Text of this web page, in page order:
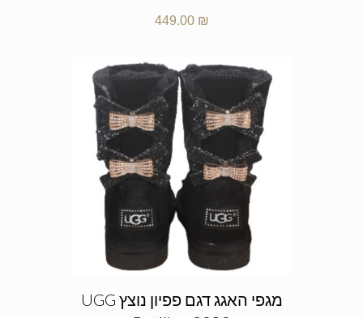
449.00 ₪
מגפי האגג דגם פפיון נוצץ UGG